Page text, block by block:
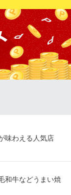
ーク
味わえる人気店
和牛などうまい焼